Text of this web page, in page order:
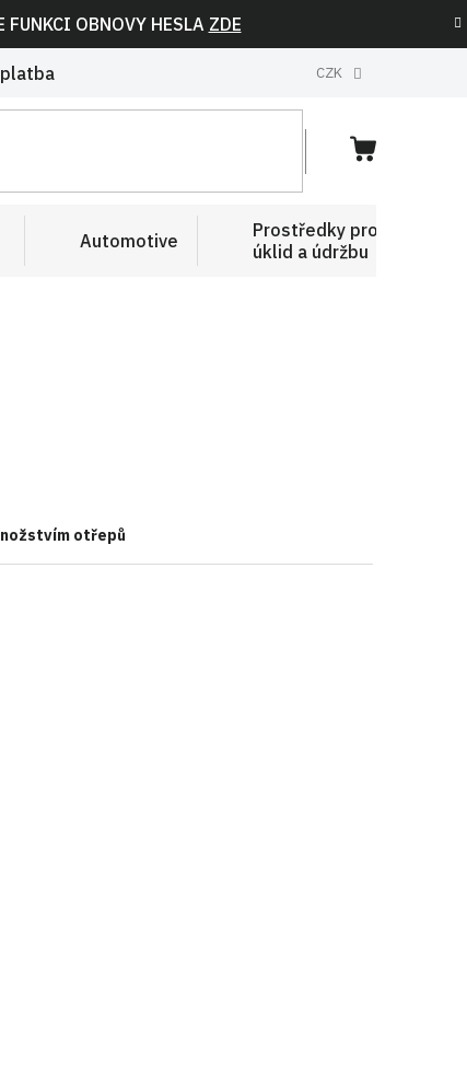
FUNKCI OBNOVY HESLA ZDE
CZK
NÁKUPNÍ
Automotive
Prostředky pro
úklid a údržbu
otřepů